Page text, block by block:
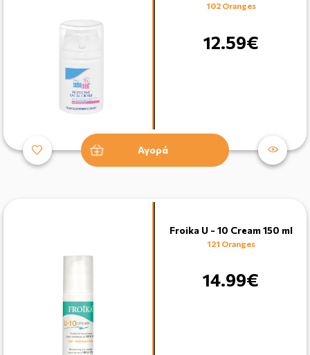
102 Oranges
12.59€
Αγορά
Froika U - 10 Cream 150 ml
121 Oranges
14.99€